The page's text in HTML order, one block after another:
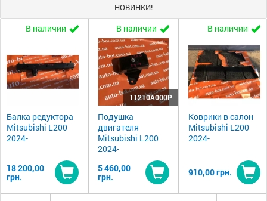
НОВИНКИ!
В наличии
Балка редуктора
Mitsubishi L200
2024-
18 200,00
грн.
Купить
В наличии
11210A000P
Подушка
двигателя
Mitsubishi L200
2024-
5 460,00
грн.
Купить
В наличии
Коврики в салон
Mitsubishi L200
2024-
910,00 грн.